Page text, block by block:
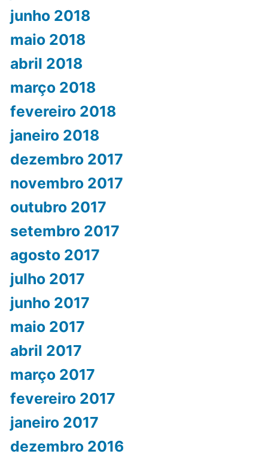
junho 2018
maio 2018
abril 2018
março 2018
fevereiro 2018
janeiro 2018
dezembro 2017
novembro 2017
outubro 2017
setembro 2017
agosto 2017
julho 2017
junho 2017
maio 2017
abril 2017
março 2017
fevereiro 2017
janeiro 2017
dezembro 2016